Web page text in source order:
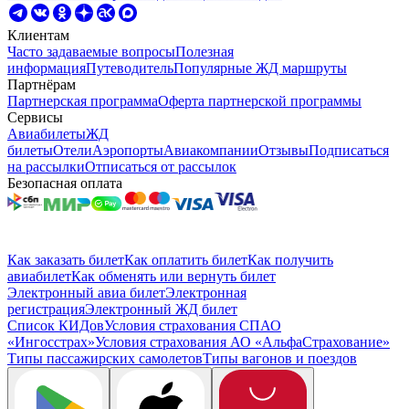
Клиентам
Часто задаваемые вопросыПолезная
информацияПутеводительПопулярные ЖД маршруты
Партнёрам
Партнерская программаОферта партнерской программы
Сервисы
АвиабилетыЖД
билетыОтелиАэропортыАвиакомпанииОтзывыПодписаться
на рассылкиОтписаться от рассылок
Безопасная оплата
Как заказать билетКак оплатить билетКак получить
авиабилетКак обменять или вернуть билет
Электронный авиа билетЭлектронная
регистрацияЭлектронный ЖД билет
Список КИДовУсловия страхования СПАО
«Ингосстрах»Условия страхования АО «АльфаСтрахование»
Типы пассажирских самолетовТипы вагонов и поездов